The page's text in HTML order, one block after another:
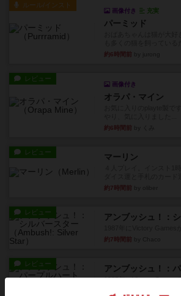
ルール/インスト
画像付き 充実
パーミッド
約6時間前
レビュー
画像付き
オラパ・マイン
約6時間前
レビュー マーリン
約7時間前
レビュー アンブッシュ！：
約7時間前
レビュー アンブッシュ！：
1985年にVictory Games